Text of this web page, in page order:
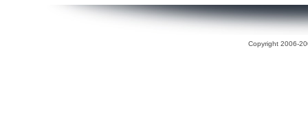
Copyright 2006-